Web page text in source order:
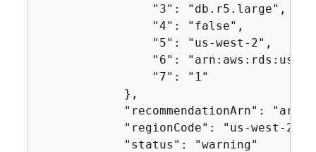
                "3": "db.r5.large",
                "4": "false",
                "5": "us-west-2",
"6": "arn:aws:rds:us-
                "7": "1"
            },
"recommendationArn":
            "regionCode": "us-west-2",
            "status": "warning"